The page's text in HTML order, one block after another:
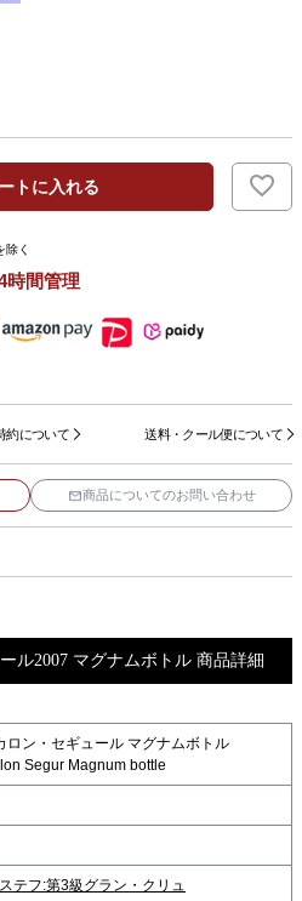
トに入れる
く
時間管理
約について 送料・クール便について
商品についてのお問い合わせ
ル2007 マグナムボトル 商品詳細
ロン・セギュール マグナムボトル
Segur Magnum bottle
テフ:第3級グラン・クリュ